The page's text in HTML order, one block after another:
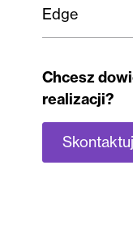
Edge
Chcesz
realizacji?